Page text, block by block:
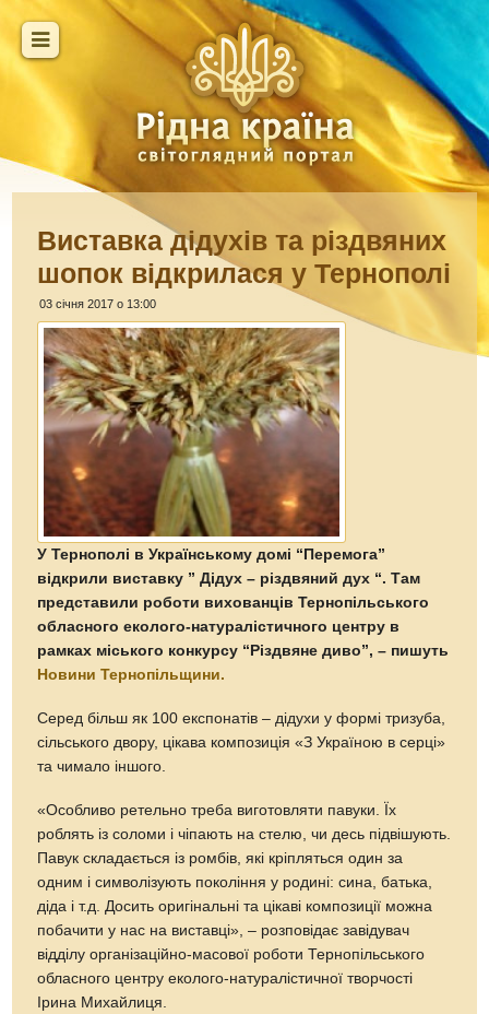
Виставка дідухів та різдвяних
шопок відкрилася у Тернополі
03 січня 2017 о 13:00
У Тернополі в Українському домі “Перемога”
відкрили виставку ” Дідух – різдвяний дух “. Там
представили роботи вихованців Тернопільського
обласного еколого-натуралістичного центру в
рамках міського конкурсу “Різдвяне диво”, – пишуть
Новини Тернопільщини.
Серед більш як 100 експонатів – дідухи у формі тризуба,
сільського двору, цікава композиція «З Україною в серці»
та чимало іншого.
«Особливо ретельно треба виготовляти павуки. Їх
роблять із соломи і чіпають на стелю, чи десь підвішують.
Павук складається із ромбів, які кріпляться один за
одним і символізують покоління у родині: сина, батька,
діда і т.д. Досить оригінальні та цікаві композиції можна
побачити у нас на виставці», – розповідає завідувач
відділу організаційно-масової роботи Тернопільського
обласного центру еколого-натуралістичної творчості
Ірина Михайлиця.